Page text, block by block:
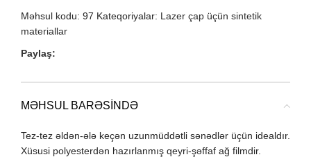
Məhsul kodu: 97 Kateqoriyalar: Lazer çap üçün sintetik
materiallar
Paylaş:
MƏHSUL BARƏSINDƏ
Tez-tez əldən-ələ keçən uzunmüddətli sənədlər üçün idealdır.
Xüsusi polyesterdən hazırlanmış qeyri-şəffaf ağ filmdir.